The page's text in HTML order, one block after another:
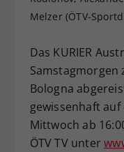
Melzer (ÖTV-
Das KURIER
Samstagmorgen
Bologna
gewissenhaft
Mittwoch ab
ÖTV TV unter
hat.